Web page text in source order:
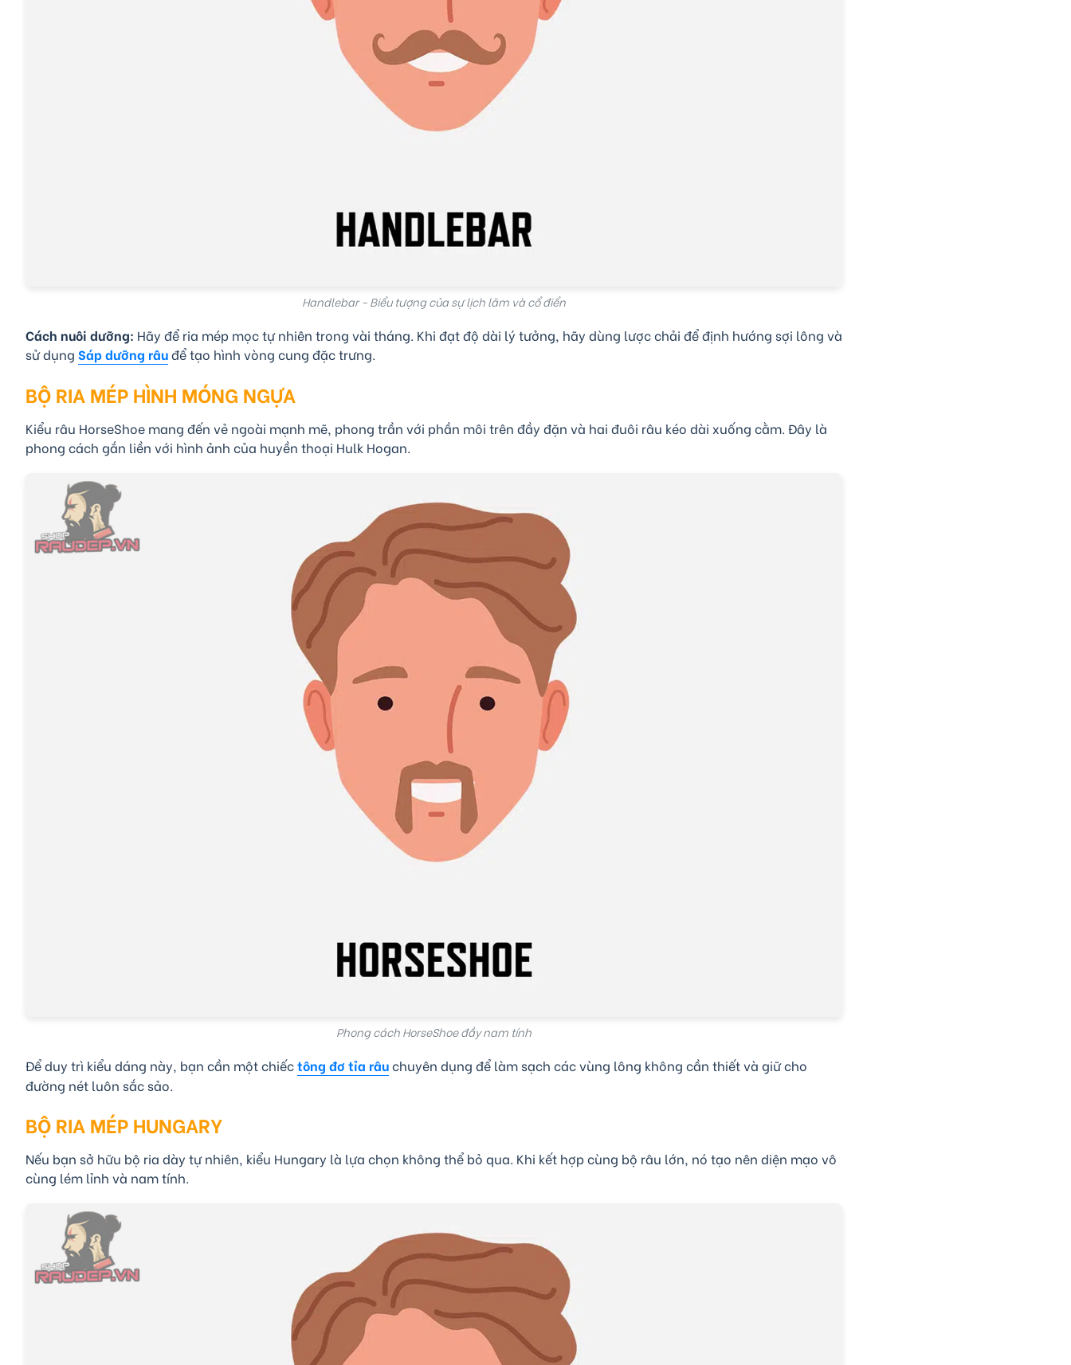
Handlebar - Biểu tượng của sự lịch lãm và cổ điển
Cách nuôi dưỡng: Hãy để ria mép mọc tự nhiên trong vài tháng. Khi đạt độ dài lý tưởng, hãy dùng lược chải để định hướng sợi lông và
sử dụng Sáp dưỡng râuđể tạo hình vòng cung đặc trưng.
BỘ RIA MÉP HÌNH MÓNG NGỰA
Kiểu râu HorseShoe mang đến vẻ ngoài mạnh mẽ, phong trần với phần môi trên đầy đặn và hai đuôi râu kéo dài xuống cằm. Đây là
phong cách gắn liền với hình ảnh của huyền thoại Hulk Hogan.
Phong cách HorseShoe đầy nam tính
Để duy trì kiểu dáng này, bạn cần một chiếctông đơ tỉa râuchuyên dụng để làm sạch các vùng lông không cần thiết và giữ cho
đường nét luôn sắc sảo.
BỘ RIA MÉP HUNGARY
Nếu bạn sở hữu bộ ria dày tự nhiên, kiểu Hungary là lựa chọn không thể bỏ qua. Khi kết hợp cùng bộ râu lớn, nó tạo nên diện mạo vô
cùng lém lỉnh và nam tính.